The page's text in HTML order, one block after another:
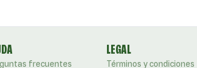
frecuentes
LEGAL
Términos y condiciones